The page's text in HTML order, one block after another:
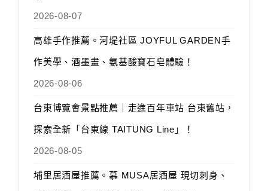
2026-08-07
高雄手作推薦。河堤社區 JOYFUL GARDEN手
作美學、酒墨畫、氨基酸寶石皂體驗！
2026-08-06
台東博覽會景點推薦｜走進百年車站 台東舊站，
探索全新「台東線 TAITUNG Line」！
2026-08-05
埔里居酒屋推薦。慕 MUSA居酒屋 現切刺身、